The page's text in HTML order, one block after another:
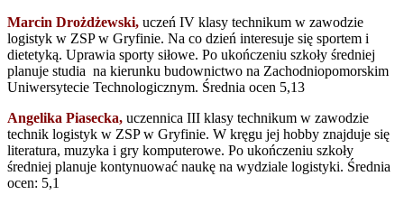
Marcin Drożdżewski, uczeń IV klasy technikum w zawodzie
logistyk w ZSP w Gryfinie. Na co dzień interesuje się sportem i
dietetyką. Uprawia sporty siłowe. Po ukończeniu szkoły średniej
planuje studia na kierunku budownictwo na Zachodniopomorskim
Uniwersytecie Technologicznym. Średnia ocen 5,13
Angelika Piasecka, uczennica III klasy technikum w zawodzie
technik logistyk w ZSP w Gryfinie. W kręgu jej hobby znajduje się
literatura, muzyka i gry komputerowe. Po ukończeniu szkoły
średniej planuje kontynuować naukę na wydziale logistyki. Średnia
ocen: 5,1